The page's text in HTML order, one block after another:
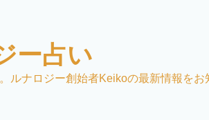
ー占い
ルナロジー創始者Keikoの最新情報をお